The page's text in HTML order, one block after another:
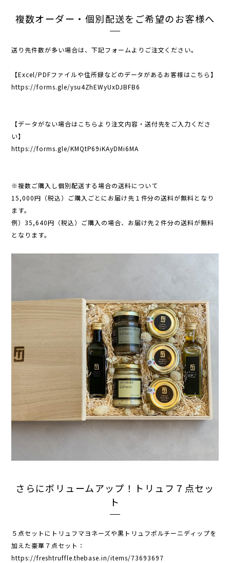
複数オーダー・個別配送をご希望のお客様へ
送り先件数が多い場合は、下記フォームよりご注文ください。
【Excel/PDFファイルや住所録などのデータがあるお客様はこちら】
https://forms.gle/ysu4ZhEWyUxDJBFB6
【データがない場合はこちらより注文内容・送付先をご入力くださ
い】
https://forms.gle/KMQtP69iKAyDMi6MA
※複数ご購入し個別配送する場合の送料について
15,000円（税込）ご購入ごとにお届け先１件分の送料が無料となり
ます。
例）35,640円（税込）ご購入の場合、お届け先２件分の送料が無料
となります。
さらにボリュームアップ！トリュフ７点セッ
ト
５点セットにトリュフマヨネーズや黒トリュフポルチーニディップを
加えた豪華７点セット：
https://freshtruffle.thebase.in/items/73693697